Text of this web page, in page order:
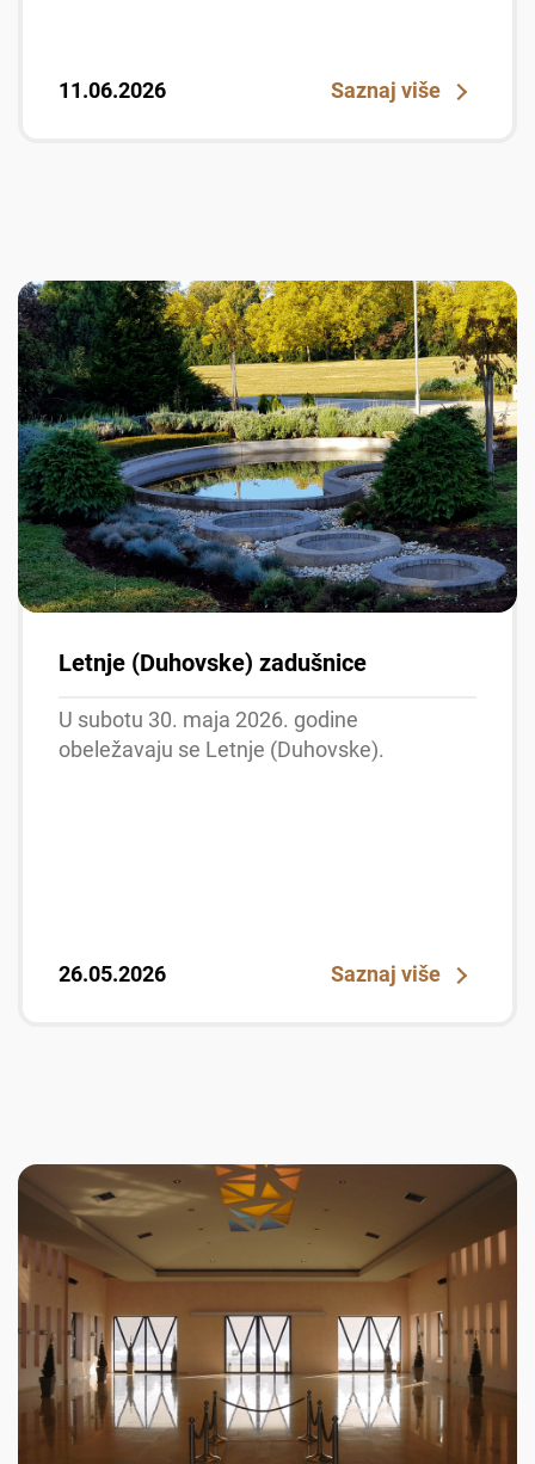
11.06.2026 Saznaj više
Letnje (Duhovske) zadušnice
U subotu 30. maja 2026. godine
obeležavaju se Letnje (Duhovske).
26.05.2026 Saznaj više